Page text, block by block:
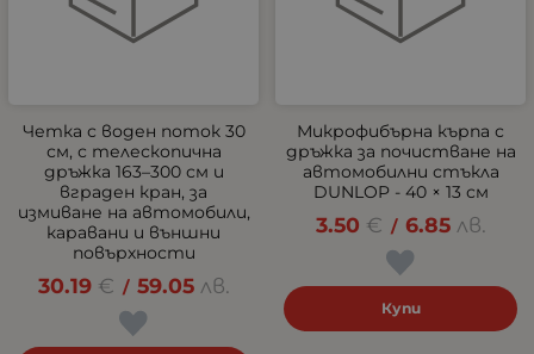
Четка с воден поток 30
см, с телескопична
дръжка 163–300 см и
вграден кран, за
измиване на автомобили,
каравани и външни
повърхности
30.19 € / 59.05 лв.
Микрофибърна кърпа с
дръжка за почистване на
автомобилни стъкла
DUNLOP - 40 × 13 см
3.50 € / 6.85 лв.
Купи